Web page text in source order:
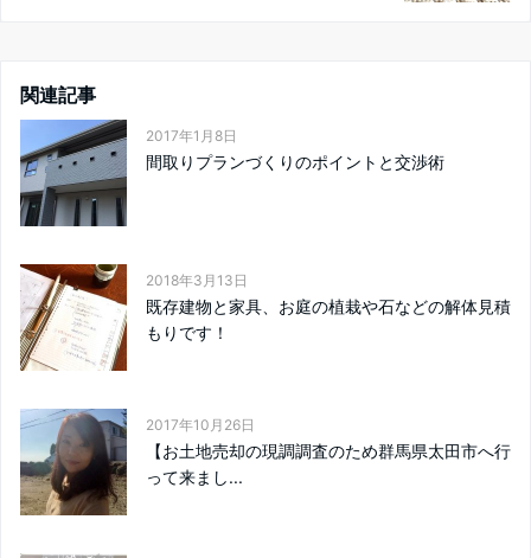
関連記事
2017年1月8日
間取りプランづくりのポイントと交渉術
2018年3月13日
既存建物と家具、お庭の植栽や石などの解体見積
もりです！
2017年10月26日
【お土地売却の現調調査のため群馬県太田市へ行
って来まし...